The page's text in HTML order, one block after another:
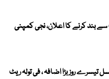
11 اگست سے بند کرنے کا اعلان، نجی کمپنی
روز بڑا اضافہ ، فی تولہ ریٹ